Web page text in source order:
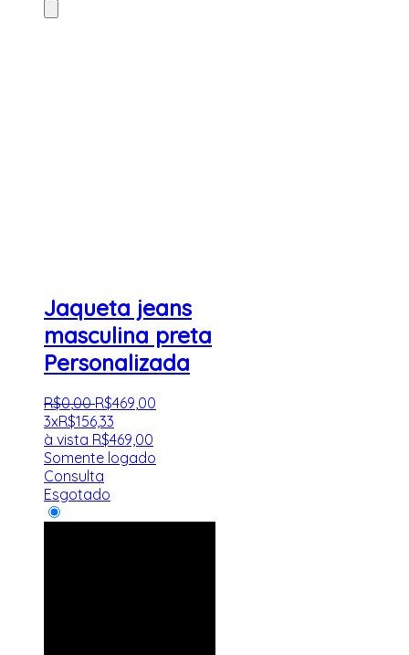
Jaqueta jeans
masculina preta
Personalizada
R$0,00 R$469,00
3xR$156,33
à vista R$469,00
Somente logado
Consulta
Esgotado